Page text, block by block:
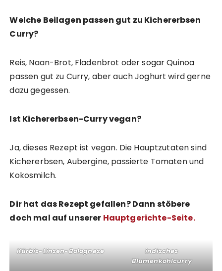
Welche Beilagen passen gut zu Kichererbsen
Curry?
Reis, Naan-Brot, Fladenbrot oder sogar Quinoa
passen gut zu Curry, aber auch Joghurt wird gerne
dazu gegessen.
Ist Kichererbsen-Curry vegan?
Ja, dieses Rezept ist vegan. Die Hauptzutaten sind
Kichererbsen, Aubergine, passierte Tomaten und
Kokosmilch.
Dir hat das Rezept gefallen? Dann stöbere
doch mal auf unserer Hauptgerichte-Seite.
Kürbis-Linsen-Bolognese
indisches
Blumenkohlcurry